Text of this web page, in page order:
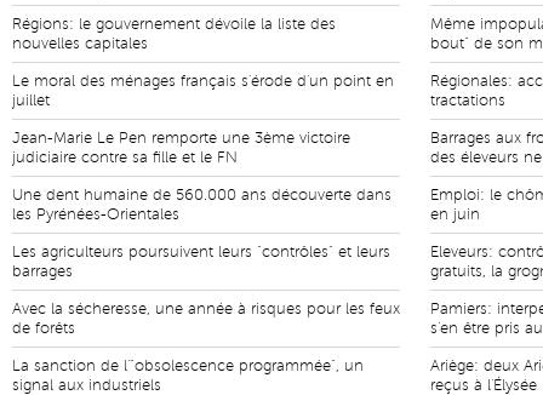
Régions: le gouvernement dévoile la liste des
nouvelles capitales
Le moral des ménages français s'érode d'un point en
juillet
Jean-Marie Le Pen remporte une 3ème victoire
judiciaire contre sa fille et le FN
Une dent humaine de 560.000 ans découverte dans
les Pyrénées-Orientales
Les agriculteurs poursuivent leurs "contrôles" et leurs
barrages
Avec la sécheresse, une année à risques pour les feux
de forêts
La sanction de l'"obsolescence programmée", un
signal aux industriels
Même
bout" de son
Régionales:
tractations
Barrages aux
des éleveurs
Emploi: le
en juin
Eleveurs:
gratuits, la
Pamiers:
s'en être pris
Ariège: deux
reçus à l'Élysée